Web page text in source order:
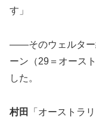
す」
――そのウェルター
ーン（29＝オース
した。
村田
「オーストラ